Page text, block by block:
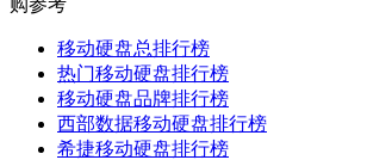
移动硬盘总排行榜
热门移动硬盘排行榜
移动硬盘品牌排行榜
西部数据移动硬盘排行榜
希捷移动硬盘排行榜